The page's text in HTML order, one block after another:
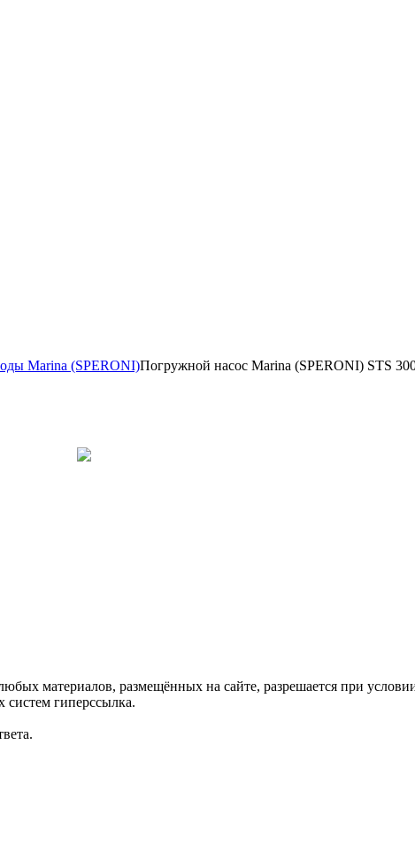
Marina (SPERONI)Погружной насос Marina (SPERONI) STS
размещённых на сайте, разрешается при
систем гиперссылка.